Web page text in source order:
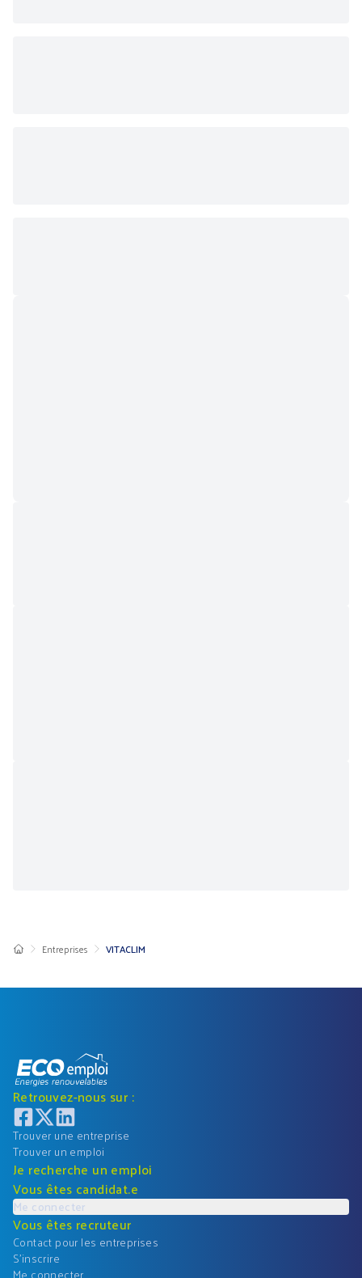
Entreprises VITACLIM
Retrouvez-nous sur :
Trouver une entreprise
Trouver un emploi
Je recherche un emploi
Vous êtes candidat.e
Me connecter
Vous êtes recruteur
Contact pour les entreprises
S'inscrire